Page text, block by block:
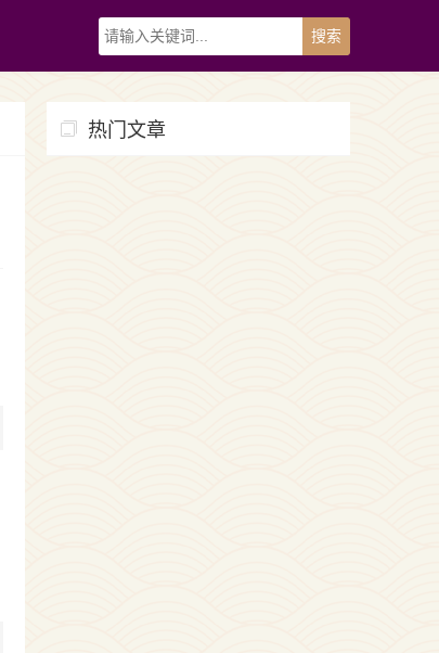
热门文章